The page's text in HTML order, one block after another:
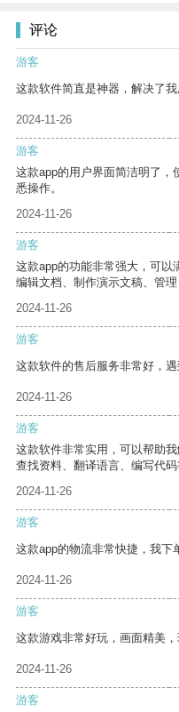
评论
游客
这款软件简直是神器，解决了我
2024-11-26
游客
这款app的用户界面简洁明了，
悉操作。
2024-11-26
游客
这款app的功能非常强大，可以
编辑文档、制作演示文稿、管理
2024-11-26
游客
这款软件的售后服务非常好，遇
2024-11-26
游客
这款软件非常实用，可以帮助
查找资料、翻译语言、编写代码
2024-11-26
游客
这款app的物流非常快捷，我下
2024-11-26
游客
这款游戏非常好玩，画面精美，
2024-11-26
游客